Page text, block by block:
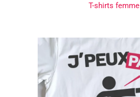
T-shirts femme